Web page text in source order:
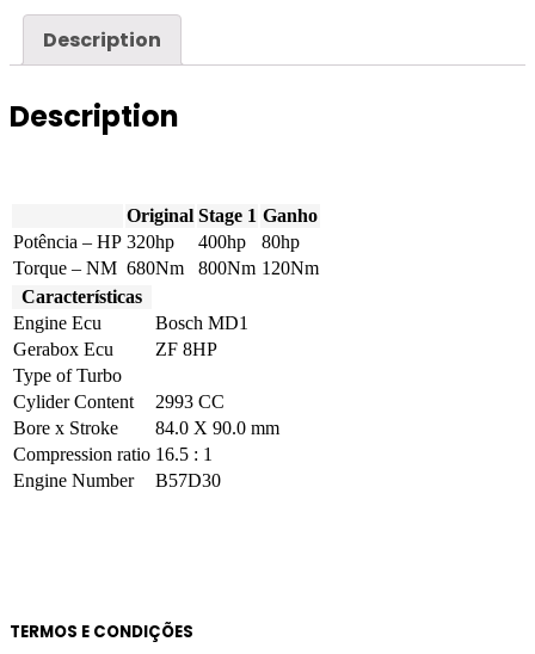
320hp
quantity
Description
Description
Original Stage 1 Ganho
Potência – HP 320hp 400hp
80hp
Torque – NM 680Nm 800Nm 120Nm
Características
Engine Ecu
Bosch MD1
Gerabox Ecu
ZF 8HP
Type of Turbo
Cylider Content
2993 CC
Bore x Stroke
84.0 X 90.0 mm
Compression ratio 16.5 : 1
Engine Number
B57D30
TERMOS E CONDIÇÕES